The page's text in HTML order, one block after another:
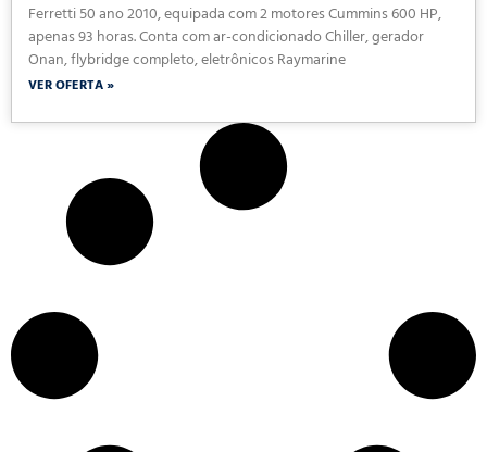
Ferretti 50 ano 2010, equipada com 2 motores Cummins 600 HP,
apenas 93 horas. Conta com ar-condicionado Chiller, gerador
Onan, flybridge completo, eletrônicos Raymarine
VER OFERTA »